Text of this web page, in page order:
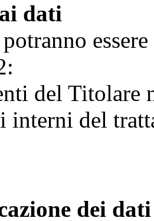
dati
del Titolare
interni del
dei dati